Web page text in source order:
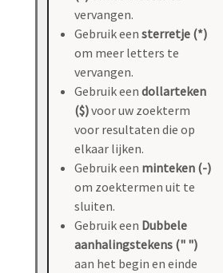
vervangen.
Gebruik een sterretje (*)
om meer letters te
vervangen.
Gebruik een dollarteken
($)voor uw zoekterm
voor resultaten die op
elkaar lijken.
Gebruik een minteken (-)
om zoektermen uit te
sluiten.
Gebruik een Dubbele
aanhalingstekens (" ")
aan het begin en einde